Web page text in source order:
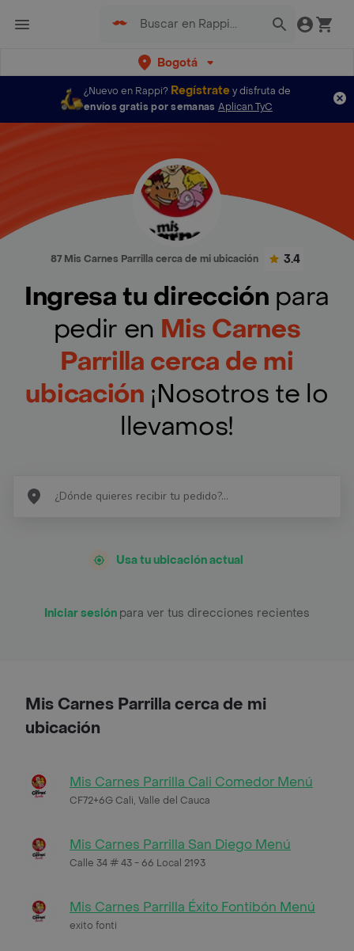
Bogotá
¿Nuevo en Rappi? Regístratey disfruta de
envíos gratis por semanas Aplican TyC
87 Mis Carnes Parrilla cerca de mi ubicación 3.4
Ingresa tu dirección para
pedir en Mis Carnes
Parrilla cerca de mi
ubicación ¡Nosotros te lo
llevamos!
Usa tu ubicación actual
Iniciar sesión para ver tus direcciones recientes
Mis Carnes Parrilla cerca de mi
ubicación
Mis Carnes Parrilla Cali Comedor Menú
CF72+6G Cali, Valle del Cauca
Mis Carnes Parrilla San Diego Menú
Calle 34 # 43 - 66 Local 2193
Mis Carnes Parrilla Éxito Fontibón Menú
exito fonti